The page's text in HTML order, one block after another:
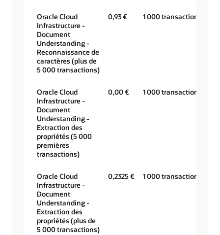
Oracle Cloud
Infrastructure -
Document
Understanding -
Reconnaissance de
caractères (plus de
5 000 transactions)
0,93 € 1 000 transactions
Oracle Cloud
Infrastructure -
Document
Understanding -
Extraction des
propriétés (5 000
premières
transactions)
0,00 € 1 000 transactions
Oracle Cloud
Infrastructure -
Document
Understanding -
Extraction des
propriétés (plus de
5 000 transactions)
0,2325 € 1 000 transactions